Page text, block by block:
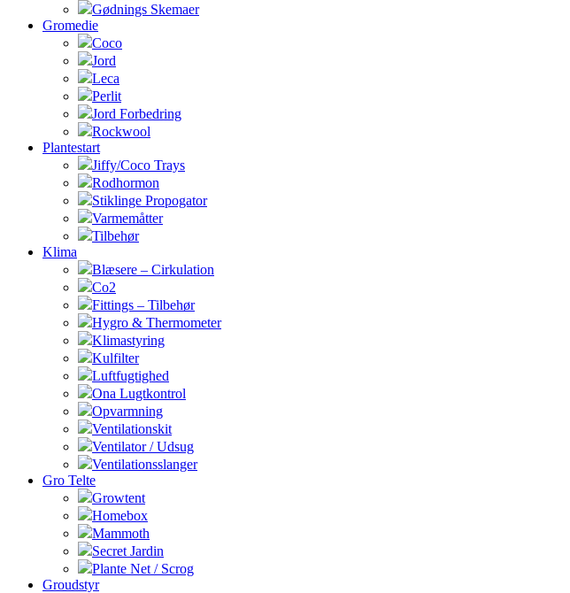
Gødnings Skemaer
Gromedie
Coco
Jord
Leca
Perlit
Jord Forbedring
Rockwool
Plantestart
Jiffy/Coco Trays
Rodhormon
Stiklinge Propogator
Varmemåtter
Tilbehør
Klima
Blæsere – Cirkulation
Co2
Fittings – Tilbehør
Hygro & Thermometer
Klimastyring
Kulfilter
Luftfugtighed
Ona Lugtkontrol
Opvarmning
Ventilationskit
Ventilator / Udsug
Ventilationsslanger
Gro Telte
Growtent
Homebox
Mammoth
Secret Jardin
Plante Net / Scrog
Groudstyr